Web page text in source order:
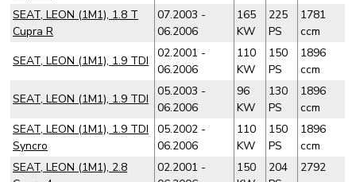
SEAT, LEON (1M1), 1.8 T
Cupra R
07.2003 -
06.2006
165
KW
225
PS
1781
ccm
SEAT, LEON (1M1), 1.9 TDI
02.2001 -
06.2006
110
KW
150
PS
1896
ccm
SEAT, LEON (1M1), 1.9 TDI
05.2003 -
06.2006
96
KW
130
PS
1896
ccm
SEAT, LEON (1M1), 1.9 TDI
Syncro
05.2002 -
06.2006
110
KW
150
PS
1896
ccm
SEAT, LEON (1M1), 2.8
02.2001 -
150
204
2792